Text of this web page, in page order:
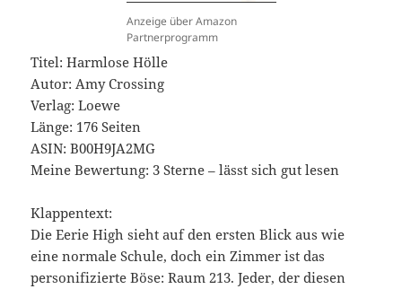
Anzeige über Amazon
Partnerprogramm
Titel: Harmlose Hölle
Autor: Amy Crossing
Verlag: Loewe
Länge: 176 Seiten
ASIN: ‎B00H9JA2MG
Meine Bewertung: 3 Sterne – lässt sich gut lesen
Klappentext:
Die Eerie High sieht auf den ersten Blick aus wie
eine normale Schule, doch ein Zimmer ist das
personifizierte Böse: Raum 213. Jeder, der diesen